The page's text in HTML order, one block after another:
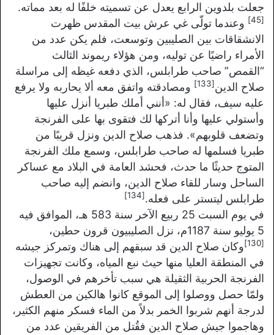
جعلت بلدوين الرابع يعدل عن تسميته خلفًا له بعد مماته.
[45]
وعندما تولّى غي عرش بيت المقدس ظهرت
الانشقاقات بين الصليبين وتوسعت، فلم يكن عدد من
الأمراء راضيًا عن توليه، ومن هؤلاء ريموند الثالث
“القمص” صاحب طرابلس، الذي دفعه غيظه إلى مراسلة
صلاح الدين[133]
ومصادقته واتفق معه ألا يحاربه ولا يرفع
عليه سيف، فقال له: «أنني أملك طبريا أنزل عليها
وأستولي عليها وأنا أتركها لك فتقوى بها على الفرنجة
وتضعف قلوبهم». فذهب صلاح الدين ونزل قريبًا من
طبريا فسلمها له صاحب طرابلس، وسمع ملك الفرنجة
المتوج حديثًا ما حدث، فحشد العامة في البلاد مع عساكر
الساحل وسار للقاء صلاح الدين، وانضم إليه صاحب
طرابلس ليتستر على فعله.[134]
في يوم السبت 25 ربيع الآخر سنة 583 هـ، الموافق فيه
5 يوليو سنة 1187م، نزل الصليبيون قرون حطين،
[130]
وكان صلاح الدين قد سبقهم إلى هناك وتمركز جيشه
في المنطقة العليا منها حيث نبع المياه، وكانت تجهيزات
الفرنجة الحربية الثقيلة هي سبب تأخرهم في الوصول،
ولمّا حصل ووصلوا إلى الموقع كانوا هالكين من العطش
لدرجة أنهم شربوا الخمر بدلاً من الماء فسكر منهم الكثير،
وهاجموا جيش صلاح الدين فقُتل من الفريقين عدد من